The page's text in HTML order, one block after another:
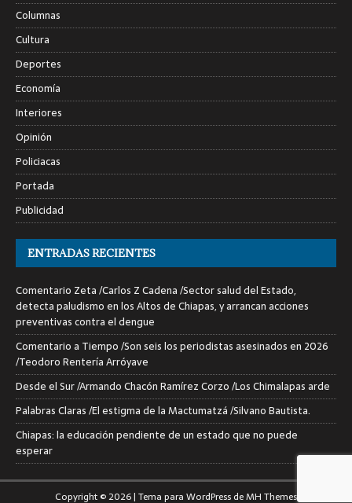
Columnas
Cultura
Deportes
Economía
Interiores
Opinión
Policiacas
Portada
Publicidad
ENTRADAS RECIENTES
Comentario Zeta /Carlos Z Cadena /Sector salud del Estado,
detecta paludismo en los Altos de Chiapas, y arrancan acciones
preventivas contra el dengue
Comentario a Tiempo /Son seis los periodistas asesinados en 2026
/Teodoro Rentería Arróyave
Desde el Sur /Armando Chacón Ramírez Corzo /Los Chimalapas arde
Palabras Claras /El estigma de la Mactumatzá /Silvano Bautista.
Chiapas: la educación pendiente de un estado que no puede
esperar
Copyright © 2026 | Tema para WordPress deMH Themes